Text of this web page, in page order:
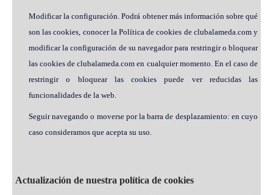
Modificar la configuración. Podrá obtener más información sobre qué
son las cookies, conocer la Política de cookies de clubalameda.com y
modificar la configuración de su navegador para restringir o bloquear
las cookies de clubalameda.com en cualquier momento. En el caso de
restringir o bloquear las cookies puede ver reducidas las
funcionalidades de la web.
Seguir navegando o moverse por la barra de desplazamiento: en cuyo
caso consideramos que acepta su uso.
Actualización de nuestra política de cookies